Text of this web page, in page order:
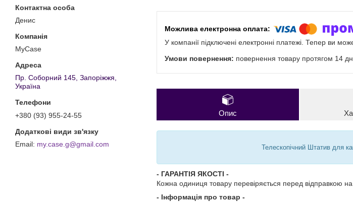
Денис
MyCase
Пр. Соборний 145, Запоріжжя,
Україна
+380 (93) 955-24-55
my.case.g@gmail.com
У компанії підключені електронні платежі. Тепер ви
повернення товару протягом 14
Опис
Телескопічний Штатив для
- ГАРАНТІЯ ЯКОСТІ -
Кожна одиниця товару перевіряється перед відправкою на
- Інформація про товар -